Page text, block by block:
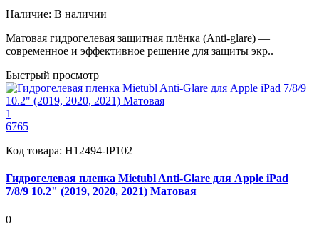
Наличие: В наличии
Матовая гидрогелевая защитная плёнка (Anti-glare) —
современное и эффективное решение для защиты экр..
Быстрый просмотр
1
6765
Код товара: H12494-IP102
Гидрогелевая пленка Mietubl Anti-Glare для Apple iPad
7/8/9 10.2" (2019, 2020, 2021) Матовая
0